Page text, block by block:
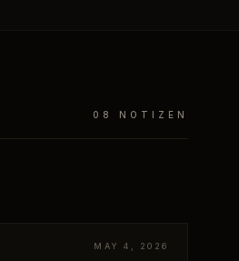
08 NOTIZEN
MAY 4, 2026